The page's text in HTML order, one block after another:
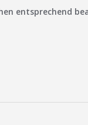
entsprechend